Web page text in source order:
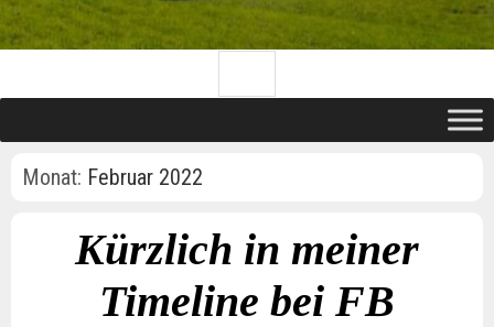
Monat: Februar 2022
Kürzlich in meiner
Timeline bei FB